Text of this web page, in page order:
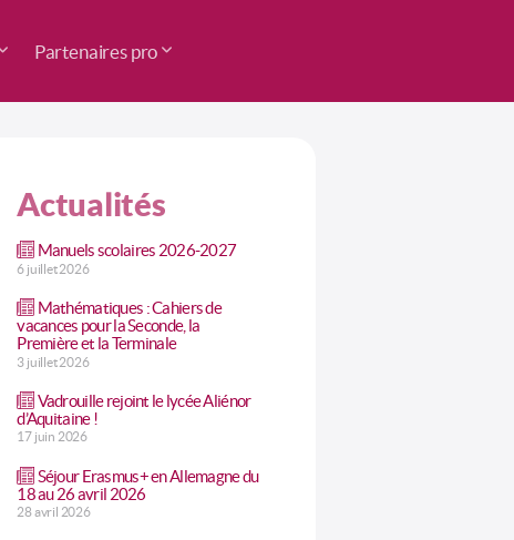
Partenaires pro
Actualités
Manuels scolaires 2026-2027
6 juillet 2026
Mathématiques : Cahiers de
vacances pour la Seconde, la
Première et la Terminale
3 juillet 2026
Vadrouille rejoint le lycée Aliénor
d’Aquitaine !
17 juin 2026
Séjour Erasmus+ en Allemagne du
18 au 26 avril 2026
28 avril 2026